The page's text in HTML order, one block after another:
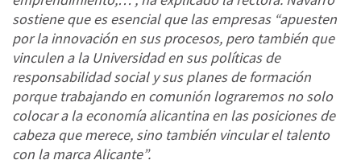
sostiene que es esencial que las empresas “apuesten
por la innovación en sus procesos, pero también que
vinculen a la Universidad en sus políticas de
responsabilidad social y sus planes de formación
porque trabajando en comunión lograremos no solo
colocar a la economía alicantina en las posiciones de
cabeza que merece, sino también vincular el talento
con la marca Alicante”.